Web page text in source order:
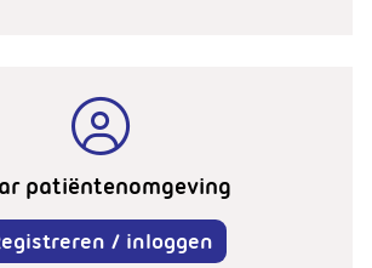
patiëntenomgeving
/ inloggen